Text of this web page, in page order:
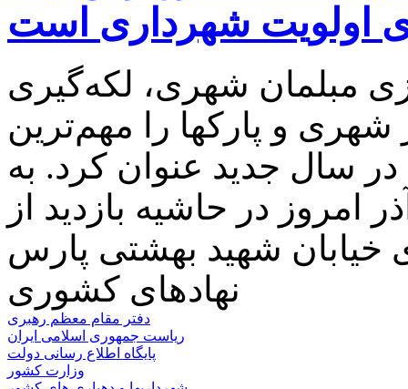
اولویت شهرداری است
مبلمان شهری، لکه‌گیری
و پارکها را مهم‌ترین
سال جدید عنوان کرد. به
در حاشیه بازدید از
نهادهای کشوری
دفتر مقام معظم رهبری
ریاست جمهوری اسلامی ایران
پایگاه اطلاع رسانی دولت
وزارت کشور